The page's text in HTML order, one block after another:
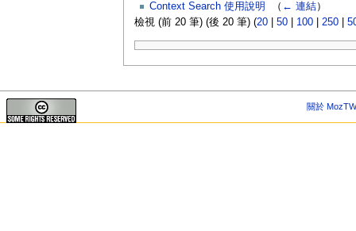
Context Search 使用說明
（ ← 連結）
檢視 (前 20 筆) (後 20 筆) (20| 50| 100| 250|
關於